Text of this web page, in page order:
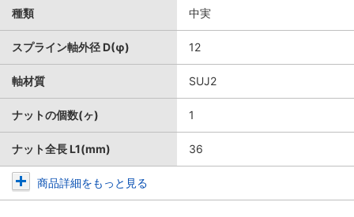
種類 中実
スプライン軸外径 D(φ) 12
軸材質 SUJ2
ナットの個数(ヶ) 1
ナット全長 L1(mm) 36
商品詳細をもっと見る